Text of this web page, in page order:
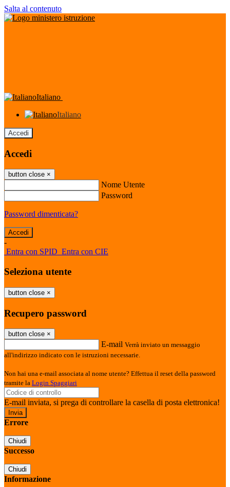
Salta al contenuto
Italiano
Italiano
Accedi
Accedi
button close ×
Nome Utente
Password
Password dimenticata?
-
Entra con SPID Entra con CIE
Seleziona utente
button close ×
Recupero password
button close ×
E-mail Verrà inviato un messaggio
all'indirizzo indicato con le istruzioni necessarie.
Non hai una e-mail associata al nome utente? Effettua il reset della password
tramite la Login Spaggiari
E-mail inviata, si prega di controllare la casella di posta elettronica!
Errore
Chiudi
Successo
Chiudi
Informazione